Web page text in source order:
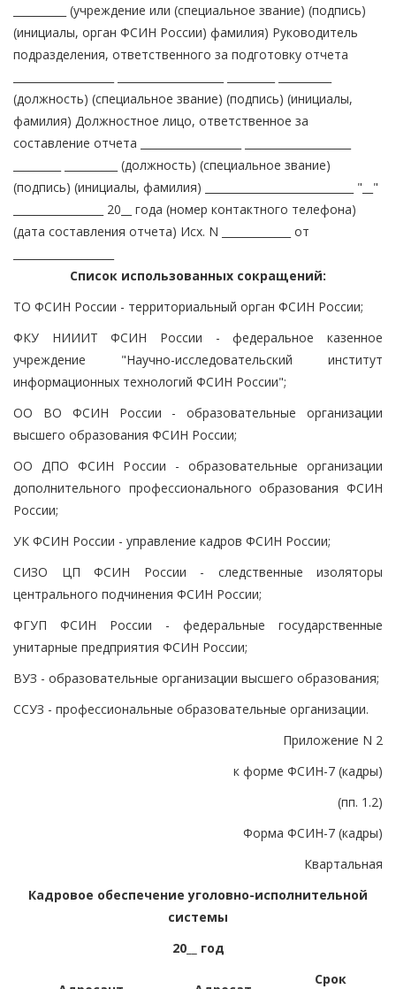
__________ (учреждение или (специальное звание) (подпись)
(инициалы, орган ФСИН России) фамилия) Руководитель
подразделения, ответственного за подготовку отчета
(должность) (специальное звание) (подпись) (инициалы,
фамилия) Должностное лицо, ответственное за
составление отчета ___________________ ____________________
_________ __________ (должность) (специальное звание)
(подпись) (инициалы, фамилия) ____________________________ "__"
_________________ 20__ года (номер контактного телефона)
(дата составления отчета) Исх. N _____________ от
Список использованных сокращений:
ТО ФСИН России - территориальный орган ФСИН России;
ФКУ НИИИТ ФСИН России - федеральное казенное
учреждение "Научно-исследовательский институт
информационных технологий ФСИН России";
ОО ВО ФСИН России - образовательные организации
высшего образования ФСИН России;
ОО ДПО ФСИН России - образовательные организации
дополнительного профессионального образования ФСИН
России;
УК ФСИН России - управление кадров ФСИН России;
СИЗО ЦП ФСИН России - следственные изоляторы
центрального подчинения ФСИН России;
ФГУП ФСИН России - федеральные государственные
унитарные предприятия ФСИН России;
ВУЗ - образовательные организации высшего образования;
ССУЗ - профессиональные образовательные организации.
Приложение N 2
к форме ФСИН-7 (кадры)
(пп. 1.2)
Форма ФСИН-7 (кадры)
Квартальная
Кадровое обеспечение уголовно-исполнительной
системы
20__ год
Срок